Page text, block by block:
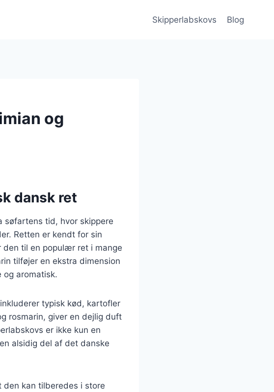
Skipperlabskovs Blog
og
dansk ret
søfartens tid, hvor skippere
Retten er kendt for sin
den til en populær ret i mange
tilføjer en ekstra dimension
og aromatisk.
typisk kød, kartofler
rosmarin, giver en dejlig duft
er ikke kun en
alsidig del af det danske
den kan tilberedes i store